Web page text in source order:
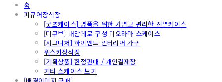
홈
피규어장식장
[굿즈케이스] 명품을 위한 가볍고 편리한 진열케이스
[디큐브] 내맘데로 구성 디오라마 쇼케이스
[시그니처] 하이앤드 인테리어 가구
위스키장식장
[기획상품] 한정판매 / 개인결제창
기타 쇼케이스 보기